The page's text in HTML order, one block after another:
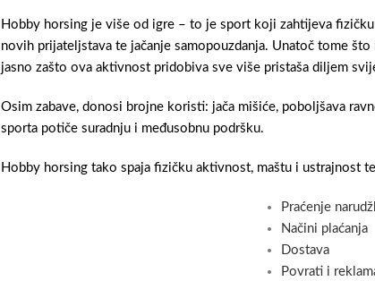
Hobby horsing je više od igre – to je sport koji zahtijeva
novih prijateljstava te jačanje samopouzdanja. Unatoč tome
jasno zašto ova aktivnost pridobiva sve više pristaša diljem
Osim zabave, donosi brojne koristi: jača mišiće, poboljšava
sporta potiče suradnju i međusobnu podršku.
Hobby horsing tako spaja fizičku aktivnost, maštu i ustrajnost
Praćenje
Načini plaćanja
Dostava
Povrati i